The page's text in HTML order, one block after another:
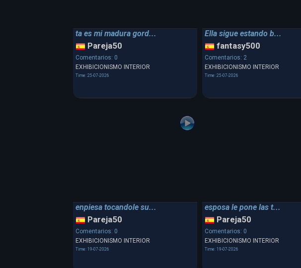
ta es mi madura gord...
Pareja50
Comentarios: 0
EXHIBICIONISMO INTERIOR
Time: 25-07-2026
Ella sigue estando b...
fantasy500
Comentarios: 2
EXHIBICIONISMO INTERIOR
Time: 25-07-2026
enpiesa tocandole su...
Pareja50
Comentarios: 0
EXHIBICIONISMO INTERIOR
Time: 19-07-2026
esposa le pone las t...
Pareja50
Comentarios: 0
EXHIBICIONISMO INTERIOR
Time: 19-07-2026